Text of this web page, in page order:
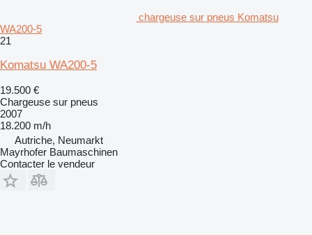
chargeuse sur pneus Komatsu
WA200-5
21
Komatsu WA200-5
19.500 €
Chargeuse sur pneus
2007
18.200 m/h
Autriche, Neumarkt
Mayrhofer Baumaschinen
Contacter le vendeur